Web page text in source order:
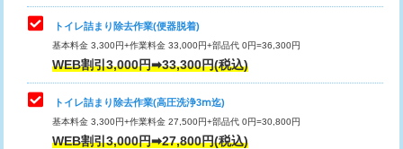
トイレ詰まり除去作業(便器脱着)
基本料金 3,300円+作業料金 33,000円+部品代 0円=36,300円
WEB割引3,000円➡33,300円(税込)
トイレ詰まり除去作業(高圧洗浄3ⅿ迄)
基本料金 3,300円+作業料金 27,500円+部品代 0円=30,800円
WEB割引3,000円➡27,800円(税込)